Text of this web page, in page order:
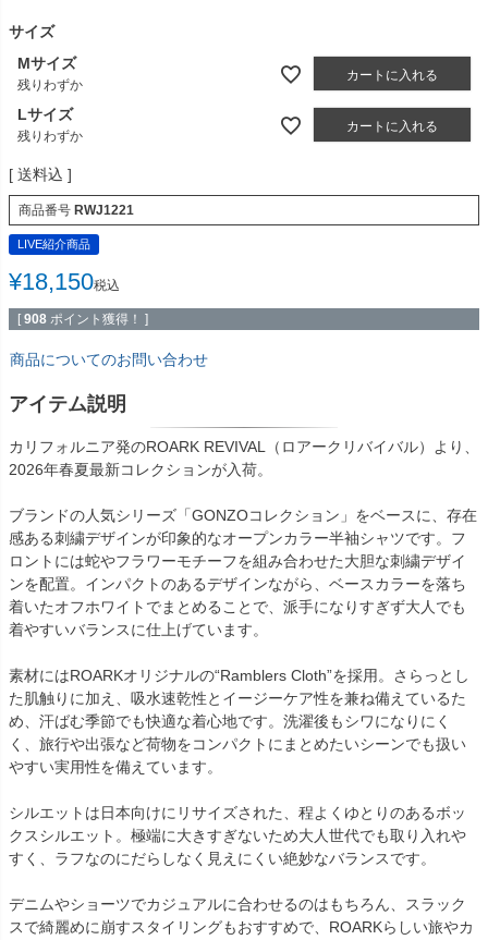
サイズ
Mサイズ
残りわずか
カートに入れる
Lサイズ
残りわずか
カートに入れる
送料込
商品番号 RWJ1221
LIVE紹介商品
¥18,150税込
[ 908 ポイント獲得！ ]
商品についてのお問い合わせ
アイテム説明
カリフォルニア発のROARK REVIVAL（ロアークリバイバル）より、
2026年春夏最新コレクションが入荷。
ブランドの人気シリーズ「GONZOコレクション」をベースに、存在
感ある刺繍デザインが印象的なオープンカラー半袖シャツです。フ
ロントには蛇やフラワーモチーフを組み合わせた大胆な刺繍デザイ
ンを配置。インパクトのあるデザインながら、ベースカラーを落ち
着いたオフホワイトでまとめることで、派手になりすぎず大人でも
着やすいバランスに仕上げています。
素材にはROARKオリジナルの“Ramblers Cloth”を採用。さらっとし
た肌触りに加え、吸水速乾性とイージーケア性を兼ね備えているた
め、汗ばむ季節でも快適な着心地です。洗濯後もシワになりにく
く、旅行や出張など荷物をコンパクトにまとめたいシーンでも扱い
やすい実用性を備えています。
シルエットは日本向けにリサイズされた、程よくゆとりのあるボッ
クスシルエット。極端に大きすぎないため大人世代でも取り入れや
すく、ラフなのにだらしなく見えにくい絶妙なバランスです。
デニムやショーツでカジュアルに合わせるのはもちろん、スラック
スで綺麗めに崩すスタイリングもおすすめで、ROARKらしい旅やカ